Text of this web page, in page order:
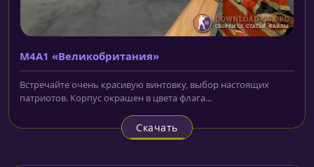
M4A1 «Великобритания»
Встречайте очень красивую винтовку, выбор настоящих
патриотов. Корпус окрашен в цвета флага...
Скачать